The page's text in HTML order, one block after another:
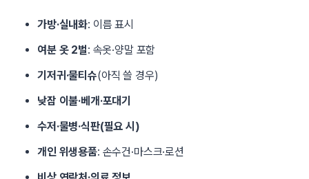
가방·실내화: 이름 표시
여분 옷 2벌: 속옷·양말 포함
기저귀·물티슈(아직 쓸 경우)
낮잠 이불·베개·포대기
수저·물병·식판(필요 시)
개인 위생용품: 손수건·마스크·로션